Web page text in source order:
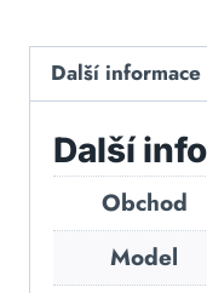
Další informace
Další
Obchod
Model